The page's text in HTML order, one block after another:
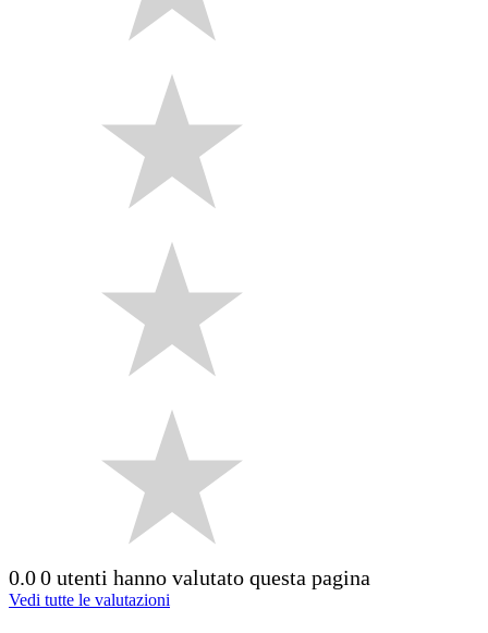
0.00 utenti hanno valutato questa pagina
Vedi tutte le valutazioni